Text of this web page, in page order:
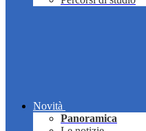
Novità
Panoramica